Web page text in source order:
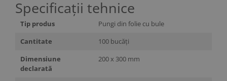
Specificații tehnice
Tip produs
Pungi din folie cu bule
Cantitate
100 bucăți
Dimensiune
declarată
200 x 300 mm